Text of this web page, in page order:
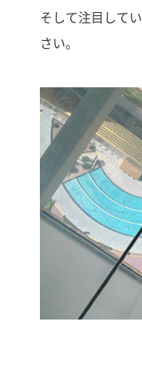
そして注目して
さい。